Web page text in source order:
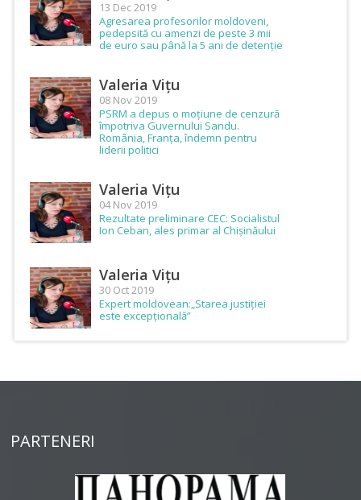
13 Dec 2019
Agresarea profesorilor moldoveni,
pedepsită cu amenzi de peste 3 mii
de euro sau până la 5 ani de detenție
Valeria Vițu
08 Nov 2019
PSRM a depus o moțiune de cenzură
împotriva Guvernului Sandu.
România, Franța, îndemn pentru
liderii politici
Valeria Vițu
04 Nov 2019
Rezultate preliminare CEC: Socialistul
Ion Ceban, ales primar al Chișinăului
Valeria Vițu
30 Oct 2019
Expert moldovean:„Starea justiției
este excepțională”
PARTENERI